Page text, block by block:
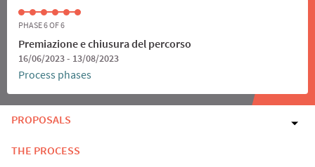
PHASE 6 OF 6
Premiazione e chiusura del percorso
16/06/2023 - 13/08/2023
Process phases
PROPOSALS
THE PROCESS